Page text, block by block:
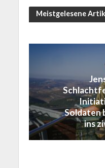
Meistgelesene
Soldaten
ins